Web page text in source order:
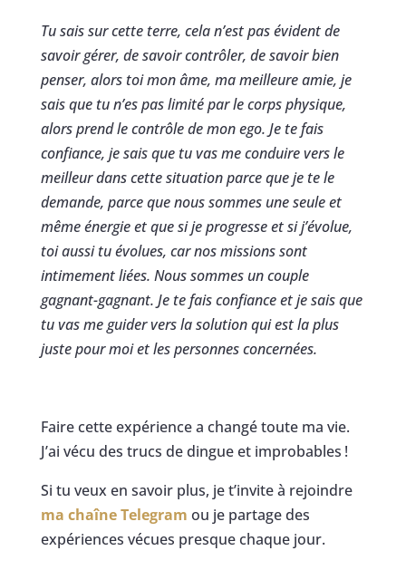
Tu sais sur cette terre, cela n’est pas évident de
savoir gérer, de savoir contrôler, de savoir bien
penser, alors toi mon âme, ma meilleure amie, je
sais que tu n’es pas limité par le corps physique,
alors prend le contrôle de mon ego. Je te fais
confiance, je sais que tu vas me conduire vers le
meilleur dans cette situation parce que je te le
demande, parce que nous sommes une seule et
même énergie et que si je progresse et si j’évolue,
toi aussi tu évolues, car nos missions sont
intimement liées. Nous sommes un couple
gagnant-gagnant. Je te fais confiance et je sais que
tu vas me guider vers la solution qui est la plus
juste pour moi et les personnes concernées.
Faire cette expérience a changé toute ma vie.
J’ai vécu des trucs de dingue et improbables !
Si tu veux en savoir plus, je t’invite à rejoindre
ma chaîne Telegram ou je partage des
expériences vécues presque chaque jour.